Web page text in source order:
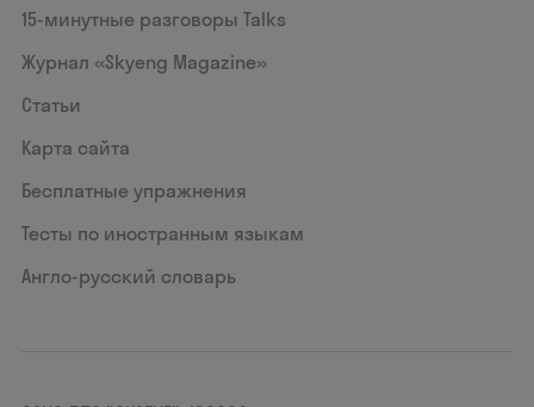
15‑минутные разговоры Talks
Журнал «Skyeng Magazine»
Статьи
Карта сайта
Бесплатные упражнения
Тесты по иностранным языкам
Англо-русский словарь